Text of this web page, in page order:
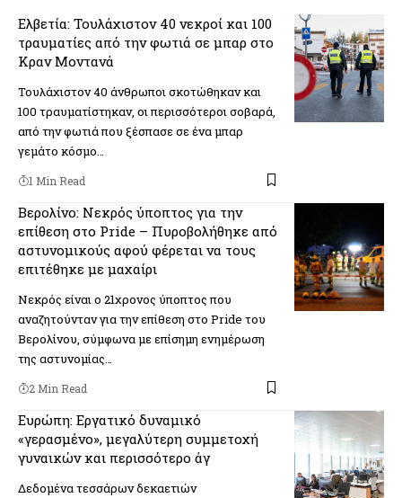
Ελβετία: Τουλάχιστον 40 νεκροί και 100
τραυματίες από την φωτιά σε μπαρ στο
Κραν Μοντανά
Τουλάχιστον 40 άνθρωποι σκοτώθηκαν και
100 τραυματίστηκαν, οι περισσότεροι σοβαρά,
από την φωτιά που ξέσπασε σε ένα μπαρ
γεμάτο κόσμο…
1 Min Read
Βερολίνο: Νεκρός ύποπτος για την
επίθεση στο Pride – Πυροβολήθηκε από
αστυνομικούς αφού φέρεται να τους
επιτέθηκε με μαχαίρι
Νεκρός είναι ο 21χρονος ύποπτος που
αναζητούνταν για την επίθεση στο Pride του
Βερολίνου, σύμφωνα με επίσημη ενημέρωση
της αστυνομίας…
2 Min Read
Ευρώπη: Εργατικό δυναμικό
«γερασμένο», μεγαλύτερη συμμετοχή
γυναικών και περισσότερο άγ
Δεδομένα τεσσάρων δεκαετιών